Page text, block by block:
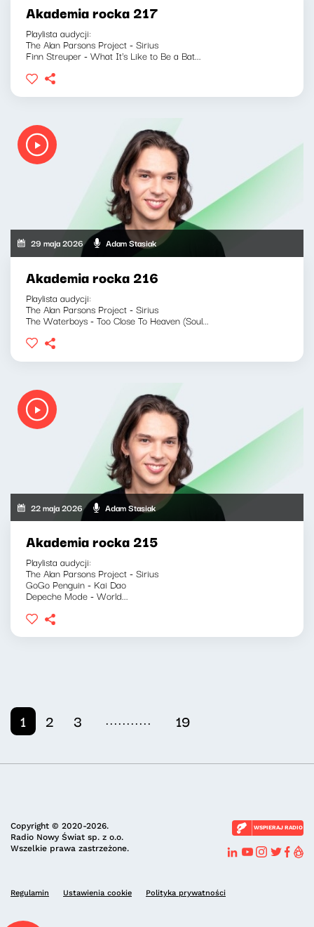
Akademia rocka 217
Playlista audycji:
The Alan Parsons Project - Sirius
Finn Streuper - What It's Like to Be a Bat...
29 maja 2026 Adam Stasiak
Akademia rocka 216
Playlista audycji:
The Alan Parsons Project - Sirius
The Waterboys - Too Close To Heaven (Soul...
22 maja 2026 Adam Stasiak
Akademia rocka 215
Playlista audycji:
The Alan Parsons Project - Sirius
GoGo Penguin - Kai Dao
Depeche Mode - World...
1 2 3 ........... 19
Copyright © 2020-2026.
Radio Nowy Świat sp. z o.o.
Wszelkie prawa zastrzeżone.
WSPIERAJ RADIO
Regulamin Ustawienia cookie Polityka prywatności